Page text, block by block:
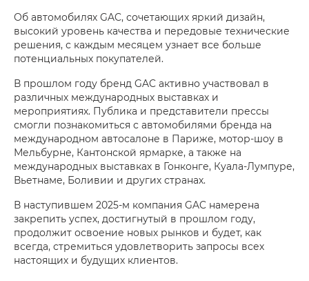
Об автомобилях GAC, сочетающих яркий дизайн,
высокий уровень качества и передовые технические
решения, с каждым месяцем узнает все больше
потенциальных покупателей.
В прошлом году бренд GAC активно участвовал в
различных международных выставках и
мероприятиях. Публика и представители прессы
смогли познакомиться с автомобилями бренда на
международном автосалоне в Париже, мотор-шоу в
Мельбурне, Кантонской ярмарке, а также на
международных выставках в Гонконге, Куала-Лумпуре,
Вьетнаме, Боливии и других странах.
В наступившем 2025-м компания GAC намерена
закрепить успех, достигнутый в прошлом году,
продолжит освоение новых рынков и будет, как
всегда, стремиться удовлетворить запросы всех
настоящих и будущих клиентов.